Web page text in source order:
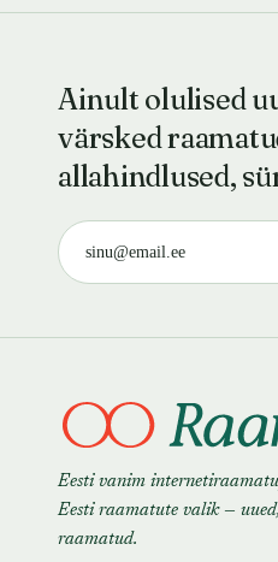
Ainult olulised
värsked
allahindlused,
Eesti vanim
Eesti raamatute valik —
raamatud.